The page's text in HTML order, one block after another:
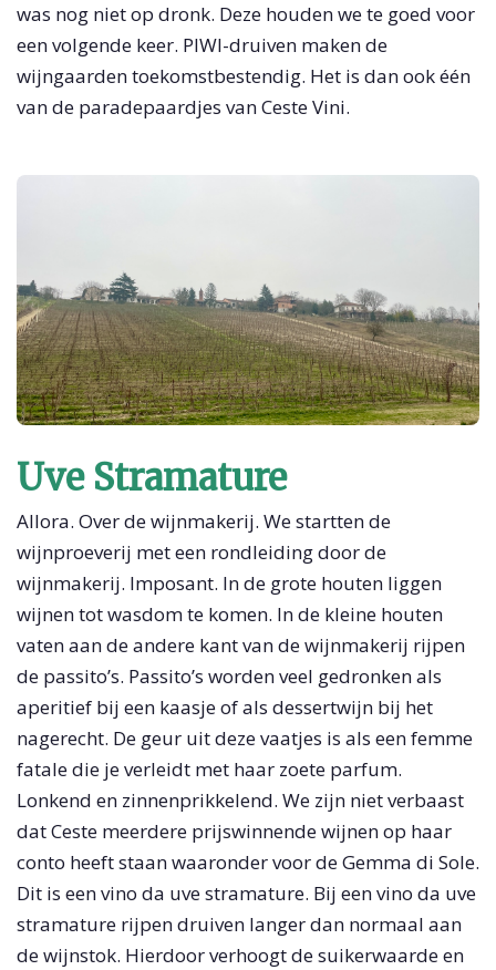
was nog niet op dronk. Deze houden we te goed voor
een volgende keer. PIWI-druiven maken de
wijngaarden toekomstbestendig. Het is dan ook één
van de paradepaardjes van Ceste Vini.
Uve Stramature
Allora. Over de wijnmakerij. We startten de
wijnproeverij met een rondleiding door de
wijnmakerij. Imposant. In de grote houten liggen
wijnen tot wasdom te komen. In de kleine houten
vaten aan de andere kant van de wijnmakerij rijpen
de passito’s. Passito’s worden veel gedronken als
aperitief bij een kaasje of als dessertwijn bij het
nagerecht. De geur uit deze vaatjes is als een femme
fatale die je verleidt met haar zoete parfum.
Lonkend en zinnenprikkelend. We zijn niet verbaast
dat Ceste meerdere prijswinnende wijnen op haar
conto heeft staan waaronder voor de Gemma di Sole.
Dit is een vino da uve stramature. Bij een vino da uve
stramature rijpen druiven langer dan normaal aan
de wijnstok. Hierdoor verhoogt de suikerwaarde en